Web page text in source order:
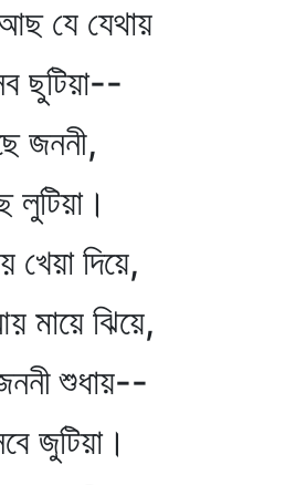
যে যেথায়
ছুটিয়া--
জননী,
দিয়ে,
মায়ে ঝিয়ে,
শুধায়--
জুটিয়া।